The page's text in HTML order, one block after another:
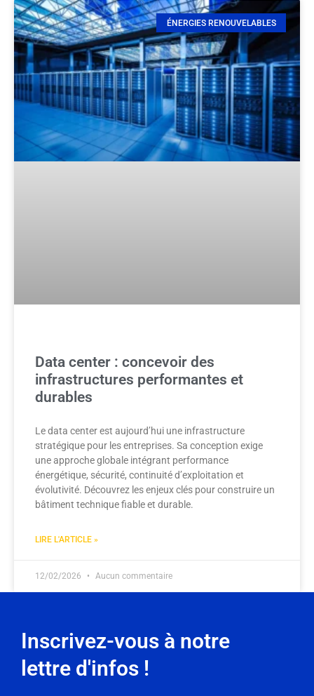
ÉNERGIES RENOUVELABLES
Data center : concevoir des
infrastructures performantes et
durables
Le data center est aujourd’hui une infrastructure
stratégique pour les entreprises. Sa conception exige
une approche globale intégrant performance
énergétique, sécurité, continuité d’exploitation et
évolutivité. Découvrez les enjeux clés pour construire un
bâtiment technique fiable et durable.
LIRE L'ARTICLE »
12/02/2026 Aucun commentaire
Inscrivez-vous à notre
lettre d'infos !